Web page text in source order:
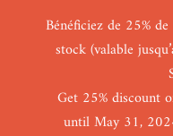
Bénéficiez de 25%
stock (valable
Get 25% discount
until May 31,